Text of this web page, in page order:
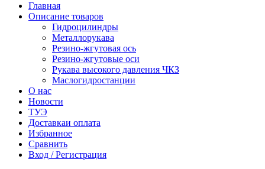
Главная
Описание товаров
Гидроцилиндры
Металлорукава
Резино-жгутовая ось
Резино-жгутовые оси
Рукава высокого давления ЧКЗ
Маслогидростанции
О нас
Новости
ТУЭ
Доставкаи оплата
Избранное
Сравнить
Вход / Регистрация